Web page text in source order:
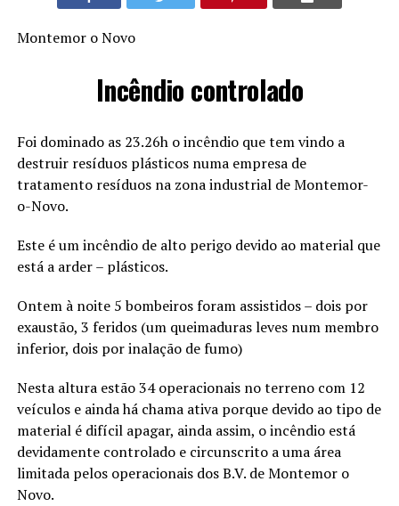
Montemor o Novo
Incêndio controlado
Foi dominado as 23.26h o incêndio que tem vindo a
destruir resíduos plásticos numa empresa de
tratamento resíduos na zona industrial de Montemor-
o-Novo.
Este é um incêndio de alto perigo devido ao material que
está a arder – plásticos.
Ontem à noite 5 bombeiros foram assistidos – dois por
exaustão, 3 feridos (um queimaduras leves num membro
inferior, dois por inalação de fumo)
Nesta altura estão 34 operacionais no terreno com 12
veículos e ainda há chama ativa porque devido ao tipo de
material é difícil apagar, ainda assim, o incêndio está
devidamente controlado e circunscrito a uma área
limitada pelos operacionais dos B.V. de Montemor o
Novo.